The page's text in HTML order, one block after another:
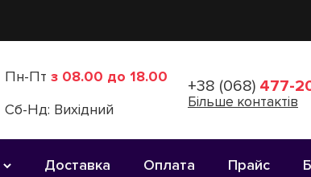
Пн-Пт з 08.00 до 18.00
Сб-Нд: Вихідний
+38 (068) 477-
Більше контактів
Доставка Оплата Прайс